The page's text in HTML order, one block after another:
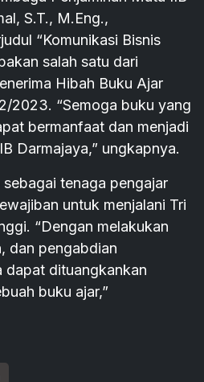
S.T., M.Eng.,
“Komunikasi Bisnis
salah satu dari
Hibah Buku Ajar
2023. “Semoga buku yang
bermanfaat dan menjadi
Darmajaya,” ungkapnya.
tenaga pengajar
untuk menjalani Tri
“Dengan melakukan
dan pengabdian
dapat dituangkankan
buku ajar,”